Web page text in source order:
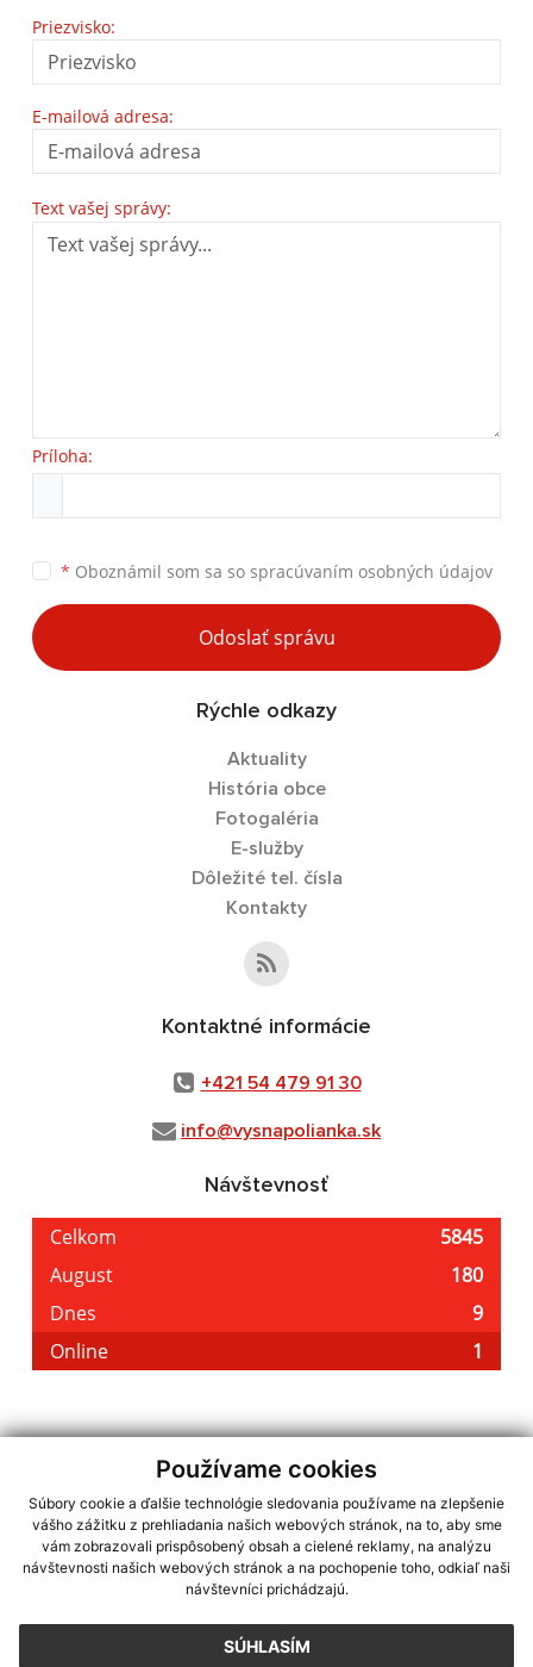
Používame cookies
Súbory cookie a ďalšie technológie sledovania používame na zlepšenie
vášho zážitku z prehliadania našich webových stránok, na to, aby sme
vám zobrazovali prispôsobený obsah a cielené reklamy, na analýzu
návštevnosti našich webových stránok a na pochopenie toho, odkiaľ naši
návštevníci prichádzajú.
SÚHLASÍM
Priezvisko:
E-mailová adresa:
Text vašej správy:
Príloha:
* Oboznámil som sa so spracúvaním osobných údajov
Odoslať správu
Rýchle odkazy
Aktuality
História obce
Fotogaléria
E-služby
Dôležité tel. čísla
Kontakty
Kontaktné informácie
+421 54 479 91 30
info@vysnapolianka.sk
Návštevnosť
využite možnosť získavania aktuálnych informácií s využitím RSS
CMS systém (redakčný) systém ECHELON 2,
Mapa stránok web portál
webhosting, webex.digital, s.r.o.,domény,registrácia domény,
spoločnosť webex.digital, s.r.o.,technický prevádzkovateľ
Posledná aktualizácia:02.08.2026
Vytlačiť stránku|Vyhlásenie o prístupnosti
Autorské práva|Cookies